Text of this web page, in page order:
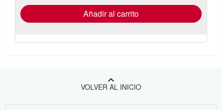
envío
Añadir al carrito
VOLVER AL INICIO